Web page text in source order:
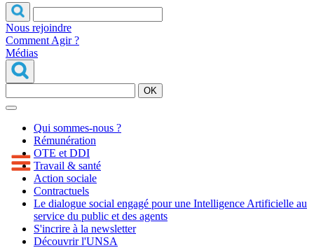
Nous rejoindre
Comment Agir ?
Médias
OK
Qui sommes-nous ?
Rémunération
OTE et DDI
Travail & santé
Action sociale
Contractuels
Le dialogue social engagé pour une Intelligence Artificielle au
service du public et des agents
S'incrire à la newsletter
Découvrir l'UNSA